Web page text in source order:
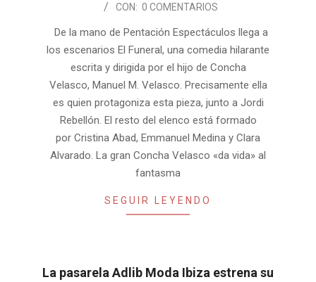
CON: 0 COMENTARIOS
De la mano de Pentación Espectáculos llega a
los escenarios El Funeral, una comedia hilarante
escrita y dirigida por el hijo de Concha
Velasco, Manuel M. Velasco. Precisamente ella
es quien protagoniza esta pieza, junto a Jordi
Rebellón. El resto del elenco está formado
por Cristina Abad, Emmanuel Medina y Clara
Alvarado. La gran Concha Velasco «da vida» al
fantasma
SEGUIR LEYENDO
La pasarela Adlib Moda Ibiza estrena su